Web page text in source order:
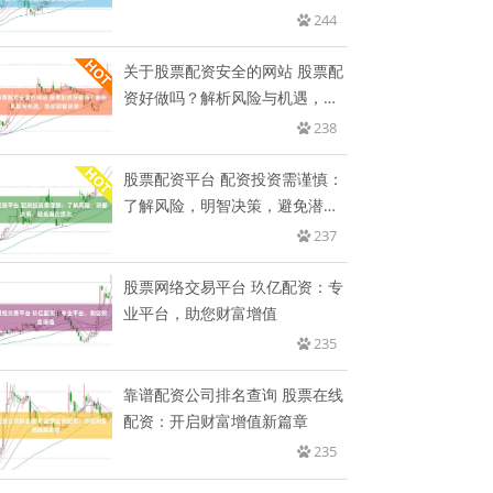
244
关于股票配资安全的网站 股票配
资好做吗？解析风险与机遇，助
238
股票配资平台 配资投资需谨慎：
了解风险，明智决策，避免潜在
237
股票网络交易平台 玖亿配资：专
业平台，助您财富增值
235
靠谱配资公司排名查询 股票在线
配资：开启财富增值新篇章
235